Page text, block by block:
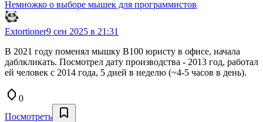
Немножко о выборе мышек для программистов
Extortioner9 сен 2025 в 21:31
В 2021 году поменял мышку B100 юристу в офисе, начала
даблкликать. Посмотрел дату производства - 2013 год, работал
ей человек с 2014 года, 5 дней в неделю (~4-5 часов в день).
0
Посмотреть